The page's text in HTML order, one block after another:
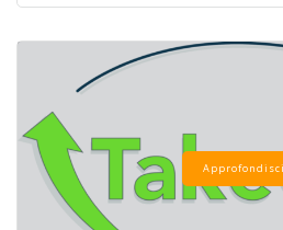
Approfondisci